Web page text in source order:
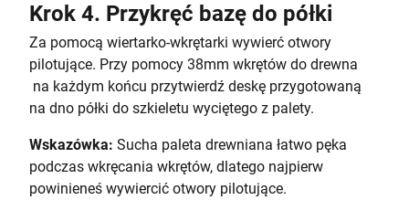
Krok 4. Przykręć bazę do półki
Za pomocą wiertarko-wkrętarki wywierć otwory
pilotujące. Przy pomocy 38mm wkrętów do drewna
na każdym końcu przytwierdź deskę przygotowaną
na dno półki do szkieletu wyciętego z palety.
Wskazówka: Sucha paleta drewniana łatwo pęka
podczas wkręcania wkrętów, dlatego najpierw
powinieneś wywiercić otwory pilotujące.